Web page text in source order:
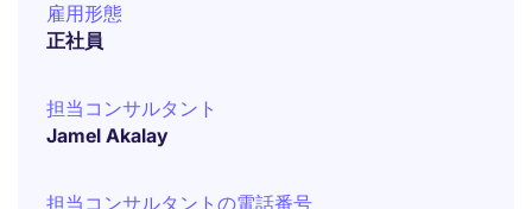
雇用形態
正社員
担当コンサルタント
Jamel Akalay
担当コンサルタントの電話番号